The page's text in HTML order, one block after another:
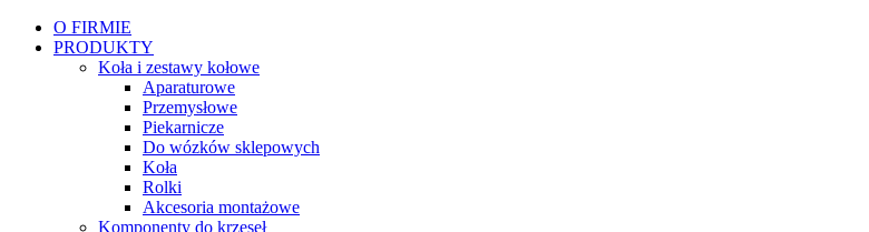
O FIRMIE
PRODUKTY
Koła i zestawy kołowe
Aparaturowe
Przemysłowe
Piekarnicze
Do wózków sklepowych
Koła
Rolki
Akcesoria montażowe
Komponenty do krzeseł